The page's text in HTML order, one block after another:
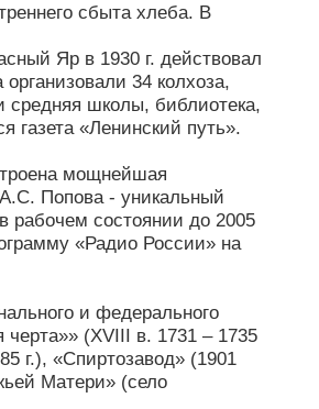
сбыта хлеба. В
Яр в 1930 г. действовал
34 колхоза,
средняя школы, библиотека,
газета «Ленинский путь».
мощнейшая
Попова - уникальный
рабочем состоянии до 2005
«Радио России» на
и федерального
(XVIII в. 1731 – 1735
г.), «Спиртозавод» (1901
Матери» (село